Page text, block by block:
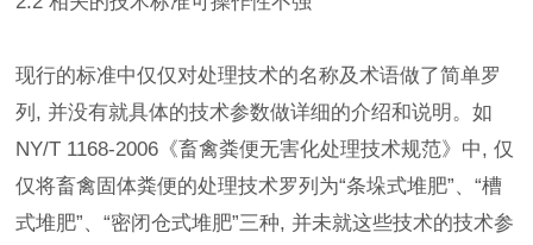
现行的标准中仅仅对处理技术的名称及术语做了简单罗
列, 并没有就具体的技术参数做详细的介绍和说明。如
NY/T 1168-2006《畜禽粪便无害化处理技术规范》中, 仅
仅将畜禽固体粪便的处理技术罗列为“条垛式堆肥”、“槽
式堆肥”、“密闭仓式堆肥”三种, 并未就这些技术的技术参